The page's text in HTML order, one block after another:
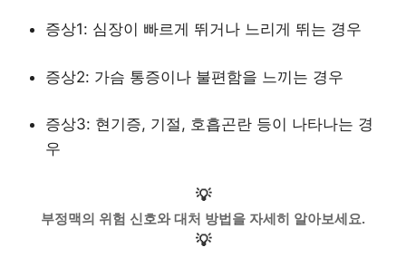
증상1: 심장이 빠르게 뛰거나 느리게 뛰는 경우
증상2: 가슴 통증이나 불편함을 느끼는 경우
증상3: 현기증, 기절, 호흡곤란 등이 나타나는 경
우
💡
부정맥의 위험 신호와 대처 방법을 자세히 알아보세요.
💡